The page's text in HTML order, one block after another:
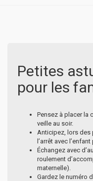
Petites
pour les
Pensez à placer la
veille au soir.
Anticipez, lors des
l’arrêt avec
Échangez avec
roulement
maternelle).
Gardez le numéro